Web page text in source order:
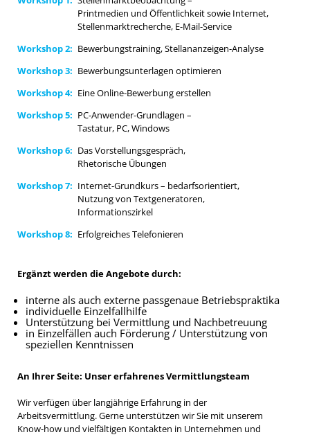
Printmedien und Öffentlichkeit sowie Internet,
Stellenmarktrecherche, E-Mail-Service
Workshop 2: Bewerbungstraining, Stellananzeigen-Analyse
Workshop 3: Bewerbungsunterlagen optimieren
Workshop 4: Eine Online-Bewerbung erstellen
Workshop 5: PC-Anwender-Grundlagen –
Tastatur, PC, Windows
Workshop 6: Das Vorstellungsgespräch,
Rhetorische Übungen
Workshop 7: Internet-Grundkurs – bedarfsorientiert,
Nutzung von Textgeneratoren,
Informationszirkel
Workshop 8: Erfolgreiches Telefonieren
Ergänzt werden die Angebote durch:
interne als auch externe passgenaue Betriebspraktika
individuelle Einzelfallhilfe
Unterstützung bei Vermittlung und Nachbetreuung
in Einzelfällen auch Förderung / Unterstützung von
speziellen Kenntnissen
An Ihrer Seite: Unser erfahrenes Vermittlungsteam
Wir verfügen über langjährige Erfahrung in der
Arbeitsvermittlung. Gerne unterstützen wir Sie mit unserem
Know-how und vielfältigen Kontakten in Unternehmen und